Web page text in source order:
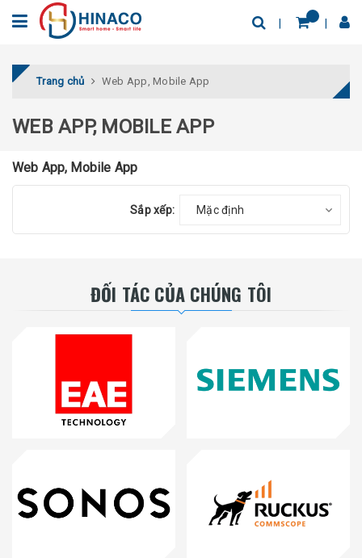
Trang chủ Web App, Mobile App
WEB APP, MOBILE APP
Web App, Mobile App
Sắp xếp: Mặc định
ĐỐI TÁC CỦA CHÚNG TÔI